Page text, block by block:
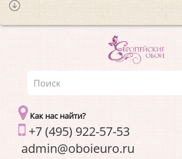
Как нас найти?
+7 (495) 922-57-53